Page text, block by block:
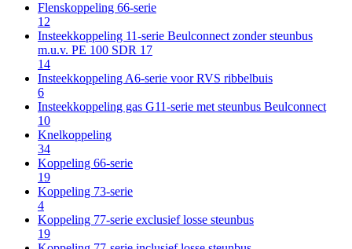
Flenskoppeling 66-serie
12
Insteekkoppeling 11-serie Beulconnect zonder steunbus
m.u.v. PE 100 SDR 17
14
Insteekkoppeling A6-serie voor RVS ribbelbuis
6
Insteekkoppeling gas G11-serie met steunbus Beulconnect
10
Knelkoppeling
34
Koppeling 66-serie
19
Koppeling 73-serie
4
Koppeling 77-serie exclusief losse steunbus
19